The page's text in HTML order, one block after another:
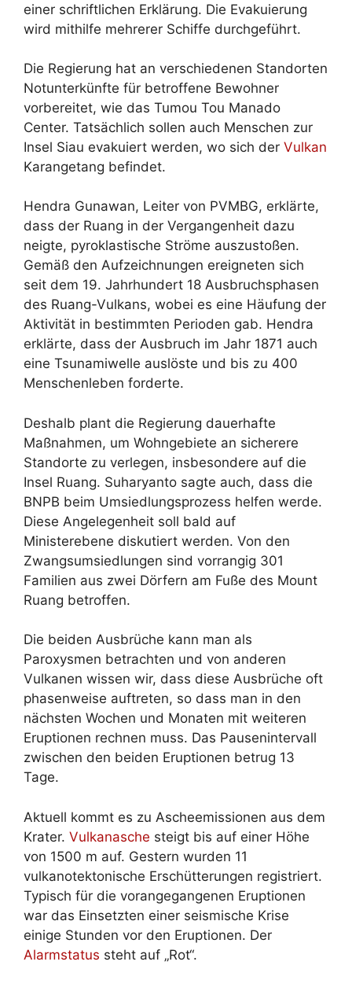
einer schriftlichen Erklärung. Die Evakuierung
wird mithilfe mehrerer Schiffe durchgeführt.
Die Regierung hat an verschiedenen Standorten
Notunterkünfte für betroffene Bewohner
vorbereitet, wie das Tumou Tou Manado
Center. Tatsächlich sollen auch Menschen zur
Insel Siau evakuiert werden, wo sich der Vulkan
Karangetang befindet.
Hendra Gunawan, Leiter von PVMBG, erklärte,
dass der Ruang in der Vergangenheit dazu
neigte, pyroklastische Ströme auszustoßen.
Gemäß den Aufzeichnungen ereigneten sich
seit dem 19. Jahrhundert 18 Ausbruchsphasen
des Ruang-Vulkans, wobei es eine Häufung der
Aktivität in bestimmten Perioden gab. Hendra
erklärte, dass der Ausbruch im Jahr 1871 auch
eine Tsunamiwelle auslöste und bis zu 400
Menschenleben forderte.
Deshalb plant die Regierung dauerhafte
Maßnahmen, um Wohngebiete an sicherere
Standorte zu verlegen, insbesondere auf die
Insel Ruang. Suharyanto sagte auch, dass die
BNPB beim Umsiedlungsprozess helfen werde.
Diese Angelegenheit soll bald auf
Ministerebene diskutiert werden. Von den
Zwangsumsiedlungen sind vorrangig 301
Familien aus zwei Dörfern am Fuße des Mount
Ruang betroffen.
Die beiden Ausbrüche kann man als
Paroxysmen betrachten und von anderen
Vulkanen wissen wir, dass diese Ausbrüche oft
phasenweise auftreten, so dass man in den
nächsten Wochen und Monaten mit weiteren
Eruptionen rechnen muss. Das Pausenintervall
zwischen den beiden Eruptionen betrug 13
Tage.
Aktuell kommt es zu Ascheemissionen aus dem
Krater. Vulkanasche steigt bis auf einer Höhe
von 1500 m auf. Gestern wurden 11
vulkanotektonische Erschütterungen registriert.
Typisch für die vorangegangenen Eruptionen
war das Einsetzten einer seismische Krise
einige Stunden vor den Eruptionen. Der
Alarmstatus steht auf „Rot“.